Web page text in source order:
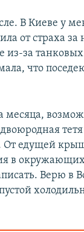
В Киеве у
от страха
из-за танковых
что
месяца,
От едущей
в
Верю в